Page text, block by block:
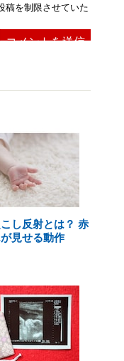
し反射とは？ 赤
見せる動作